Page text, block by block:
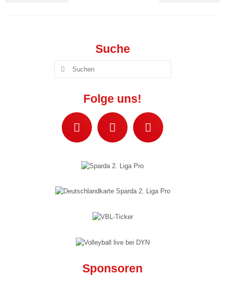
Mixed III („VC-Lok“)
Mixed IV („Die Favoriten“)
Mixed V („VC-IB“)
Wildcats Talente U18 w
Wildcats Talente U12 w
Wildcats Talente U11 w
Suche
Folge uns!
Sponsoren